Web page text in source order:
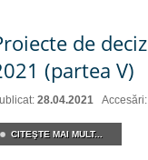
de
(partea V)
28.04.2021
CITEŞTE MAI MULT...